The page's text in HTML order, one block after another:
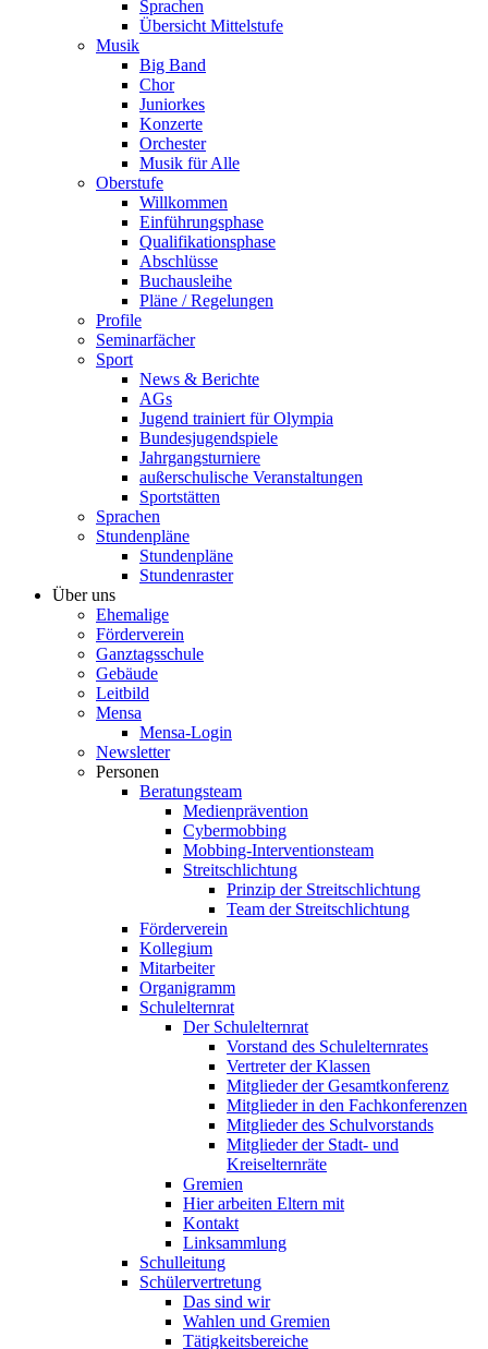
Sprachen
Übersicht Mittelstufe
Musik
Big Band
Chor
Juniorkes
Konzerte
Orchester
Musik für Alle
Oberstufe
Willkommen
Einführungsphase
Qualifikationsphase
Abschlüsse
Buchausleihe
Pläne / Regelungen
Profile
Seminarfächer
Sport
News & Berichte
AGs
Jugend trainiert für Olympia
Bundesjugendspiele
Jahrgangsturniere
außerschulische Veranstaltungen
Sportstätten
Sprachen
Stundenpläne
Stundenpläne
Stundenraster
Über uns
Ehemalige
Förderverein
Ganztagsschule
Gebäude
Leitbild
Mensa
Mensa-Login
Newsletter
Personen
Beratungsteam
Medienprävention
Cybermobbing
Mobbing-Interventionsteam
Streitschlichtung
Prinzip der Streitschlichtung
Team der Streitschlichtung
Förderverein
Kollegium
Mitarbeiter
Organigramm
Schulelternrat
Der Schulelternrat
Vorstand des Schulelternrates
Vertreter der Klassen
Mitglieder der Gesamtkonferenz
Mitglieder in den Fachkonferenzen
Mitglieder des Schulvorstands
Mitglieder der Stadt- und
Kreiselternräte
Gremien
Hier arbeiten Eltern mit
Kontakt
Linksammlung
Schulleitung
Schülervertretung
Das sind wir
Wahlen und Gremien
Tätigkeitsbereiche